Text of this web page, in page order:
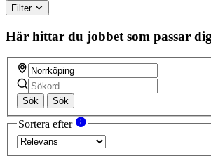
Filter
Här hittar du jobbet som passar dig
Sök Sök
Sortera efter